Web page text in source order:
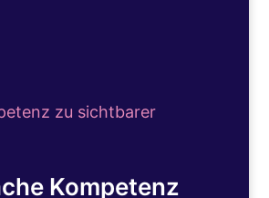
zu sichtbarer
Kompetenz